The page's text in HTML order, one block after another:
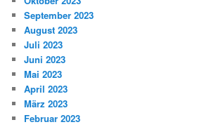
September 2023
August 2023
Juli 2023
Juni 2023
Mai 2023
April 2023
März 2023
Februar 2023